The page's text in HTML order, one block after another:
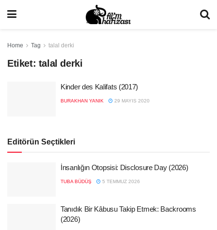
Home Tag talal derki
Etiket: talal derki
Kinder des Kalifats (2017)
BURAKHAN YANIK 29 MAYIS 2020
Editörün Seçtikleri
İnsanlığın Otopsisi: Disclosure Day (2026)
TUBA BÜDÜŞ 5 TEMMUZ 2026
Tanıdık Bir Kâbusu Takip Etmek: Backrooms
(2026)